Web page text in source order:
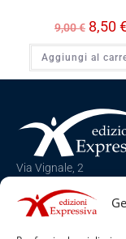
9,00€ 8,50
Aggiungi al
Via Vignale, 2
Spezzano Albanese
Tel e Fax: +39 0981/